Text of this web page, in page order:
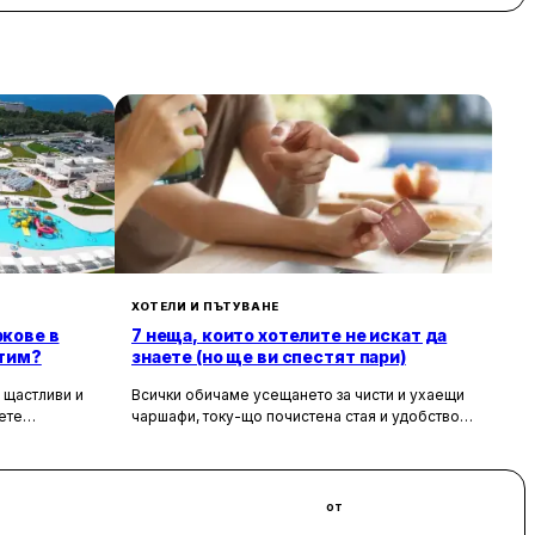
организирана на база ол инклузив.
бар и бар край басейна.
процедури, както и сауна, парна
с 222 комфортно обзаведени стаи с
със стилни мебели.
шоу програми, а за децата от 4
и детски клуб са на разположение в
в
и
от
ХОТЕЛИ И ПЪТУВАНЕ
7 неща, които хотелите не искат да
знаете (но ще ви спестят пари)
Всички обичаме усещането за чисти и ухаещи
чаршафи, току-що почистена стая и удобството
зад бляскавите фасади и усмихнати
от